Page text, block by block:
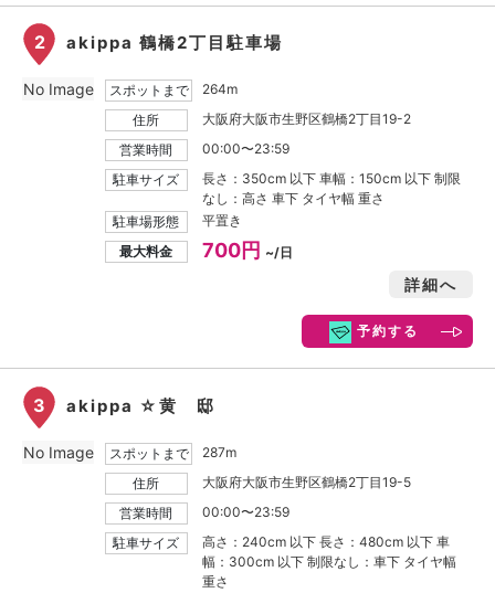
2 akippa 鶴橋2丁目駐車場
スポットまで
264m
住所
大阪府大阪市生野区鶴橋2丁目19-2
営業時間
00:00〜23:59
駐車サイズ
長さ：350cm 以下 車幅：150cm 以下 制限
なし：高さ 車下 タイヤ幅 重さ
駐車場形態
平置き
最大料金
700円 ~/日
詳細へ
予約する
No Image
3 akippa ☆黄 邸
スポットまで
287m
住所
大阪府大阪市生野区鶴橋2丁目19-5
営業時間
00:00〜23:59
駐車サイズ
高さ：240cm 以下 長さ：480cm 以下 車
幅：300cm 以下 制限なし：車下 タイヤ幅
重さ
No Image